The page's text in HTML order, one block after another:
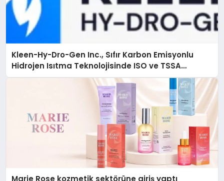
Kleen-Hy-Dro-Gen Inc., Sıfır Karbon Emisyonlu
Hidrojen Isıtma Teknolojisinde ISO ve TSSA
Düzenleyici Onaylarını Aldı
Marie Rose kozmetik sektörüne giriş yaptı